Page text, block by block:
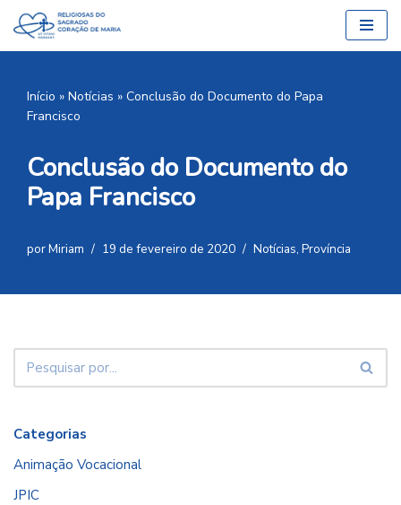
Pular
conteúdo
Início » Notícias » Conclusão do Documento do Papa
Francisco
Conclusão do Documento do
Papa Francisco
porMiriam 19 de fevereiro de 2020 Notícias, Província
Categorias
Animação Vocacional
JPIC